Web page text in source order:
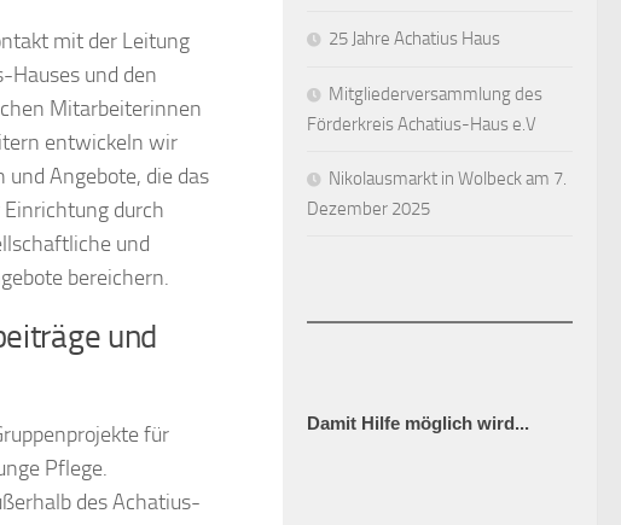
mit der Leitung
Hauses und den
Mitarbeiterinnen
entwickeln wir
und Angebote, die das
Einrichtung durch
und
bereichern.
und
für
Pflege.
des Achatius-
25 Jahre Achatius Haus
Mitgliederversammlung des
Förderkreis Achatius-Haus e.V
Nikolausmarkt in Wolbeck am 7.
Dezember 2025
Damit Hilfe möglich wird...